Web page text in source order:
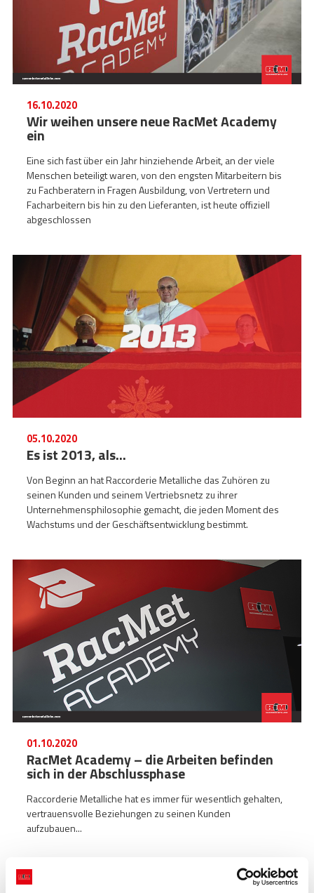
16.10.2020
Wir weihen unsere neue RacMet Academy
ein
Eine sich fast über ein Jahr hinziehende Arbeit, an der viele
Menschen beteiligt waren, von den engsten Mitarbeitern bis
zu Fachberatern in Fragen Ausbildung, von Vertretern und
Facharbeitern bis hin zu den Lieferanten, ist heute offiziell
abgeschlossen
05.10.2020
Es ist 2013, als...
Von Beginn an hat Raccorderie Metalliche das Zuhören zu
seinen Kunden und seinem Vertriebsnetz zu ihrer
Unternehmensphilosophie gemacht, die jeden Moment des
Wachstums und der Geschäftsentwicklung bestimmt.
01.10.2020
RacMet Academy – die Arbeiten befinden
sich in der Abschlussphase
Raccorderie Metalliche hat es immer für wesentlich gehalten,
vertrauensvolle Beziehungen zu seinen Kunden
aufzubauen...